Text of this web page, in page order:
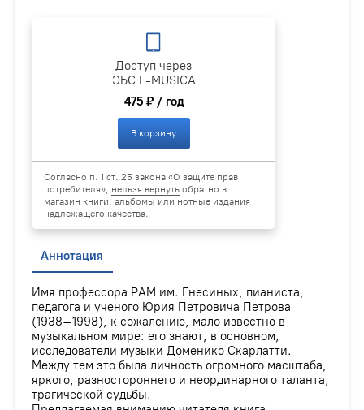
Доступ через
ЭБС E-MUSICA
475 ₽ / год
В корзину
Согласно п. 1 ст. 25 закона «О защите прав
потребителя», нельзя вернуть обратно в
магазин книги, альбомы или нотные издания
надлежащего качества.
Аннотация
Имя профессора РАМ им. Гнесиных, пианиста,
педагога и ученого Юрия Петровича Петрова
(1938–1998), к сожалению, мало известно в
музыкальном мире: его знают, в основном,
исследователи музыки Доменико Скарлатти.
Между тем это была личность огромного масштаба,
яркого, разностороннего и неординарного таланта,
трагической судьбы.